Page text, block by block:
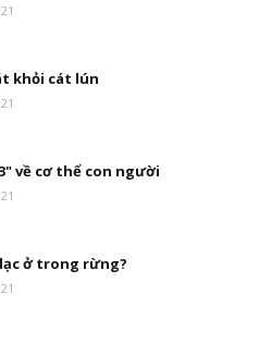
khỏi cát lún
về cơ thể con người
ở trong rừng?